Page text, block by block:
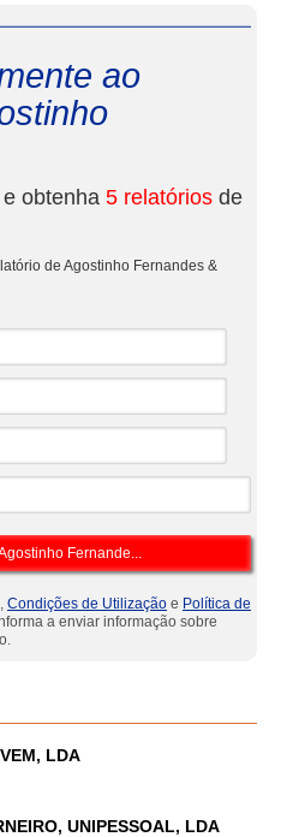
ao
e obtenha 5 relatórios de
de Agostinho Fernandes &
, Condições de Utilização e Política de
a enviar informação sobre
LDA
UNIPESSOAL, LDA